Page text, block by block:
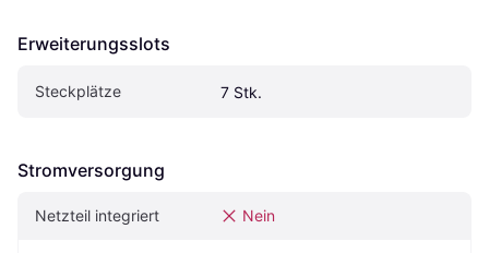
Erweiterungsslots
Steckplätze 7 Stk.
Stromversorgung
Netzteil integriert Nein